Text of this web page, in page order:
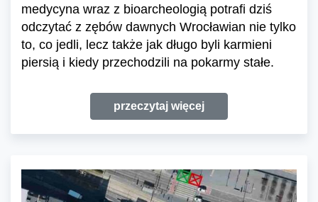
medycyna wraz z bioarcheologią potrafi dziś
odczytać z zębów dawnych Wrocławian nie tylko
to, co jedli, lecz także jak długo byli karmieni
piersią i kiedy przechodzili na pokarmy stałe.
przeczytaj więcej